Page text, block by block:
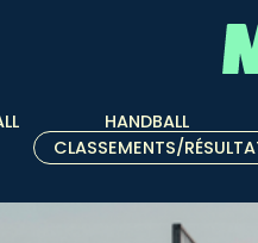
HANDBALL
CLASSEMENTS/